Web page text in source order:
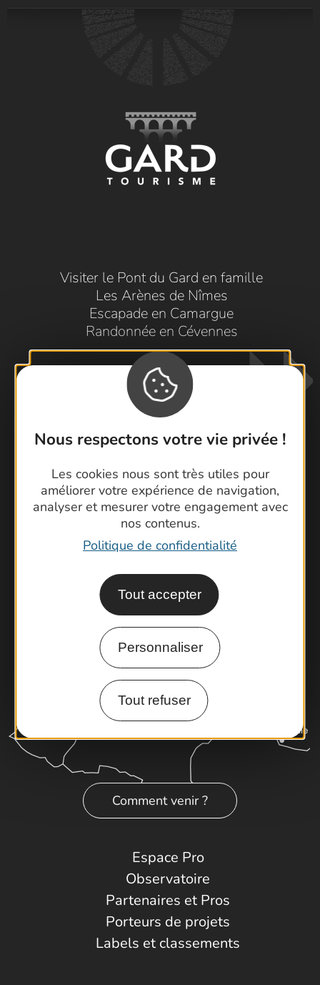
Nous respectons votre vie privée !
Les cookies nous sont très utiles pour
améliorer votre expérience de navigation,
analyser et mesurer votre engagement avec
nos contenus.
Politique de confidentialité
Tout accepter
Personnaliser
Tout refuser
Visiter le Pont du Gard en famille
Les Arènes de Nîmes
Escapade en Camargue
Randonnée en Cévennes
Contactez-nous !
Foire aux questions
Brochures
Cartoguides et Topoguides
Comment venir ?
Espace Pro
Observatoire
Partenaires et Pros
Porteurs de projets
Labels et classements